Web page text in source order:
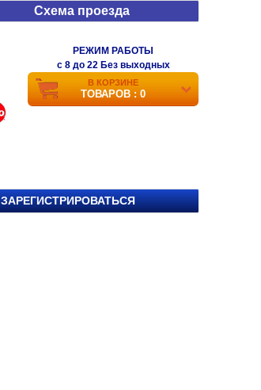
Схема проезда
РЕЖИМ РАБОТЫ
c 8 до 22 Без выходных
В КОРЗИНЕ
ТОВАРОВ : 0
ЗАРЕГИСТРИРОВАТЬСЯ